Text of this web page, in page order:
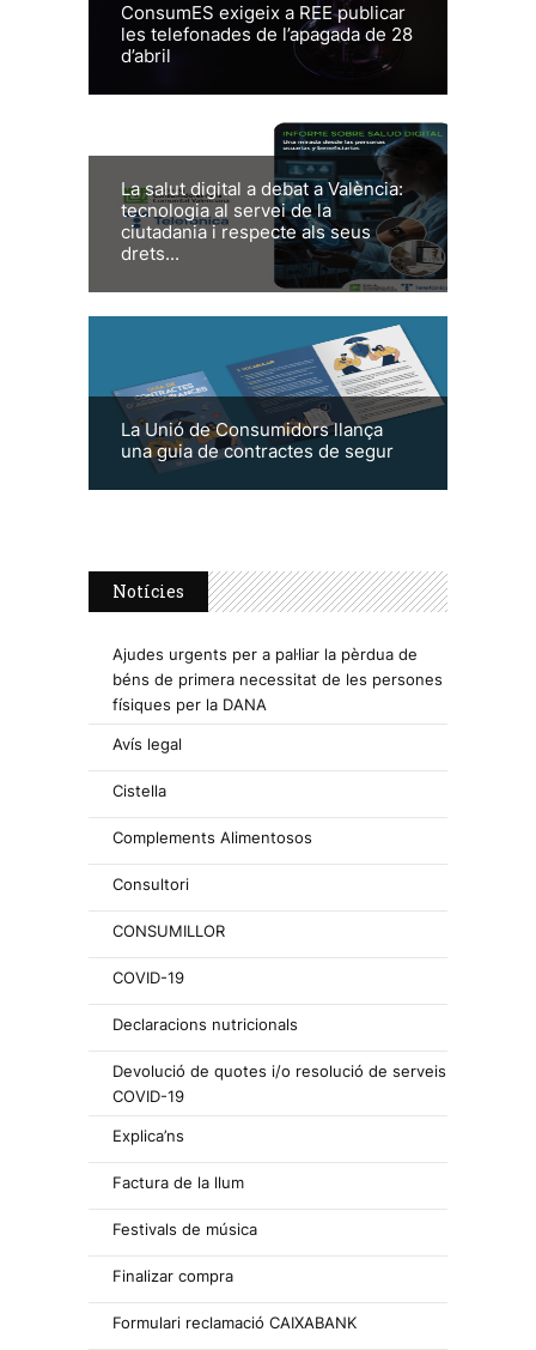
ConsumES exigeix a REE publicar
les telefonades de l’apagada de 28
d’abril
La salut digital a debat a València:
tecnologia al servei de la
ciutadania i respecte als seus
drets...
La Unió de Consumidors llança
una guia de contractes de segur
Notícies
Ajudes urgents per a pal·liar la pèrdua de
béns de primera necessitat de les persones
físiques per la DANA
Avís legal
Cistella
Complements Alimentosos
Consultori
CONSUMILLOR
COVID-19
Declaracions nutricionals
Devolució de quotes i/o resolució de serveis
COVID-19
Explica’ns
Factura de la llum
Festivals de música
Finalizar compra
Formulari reclamació CAIXABANK